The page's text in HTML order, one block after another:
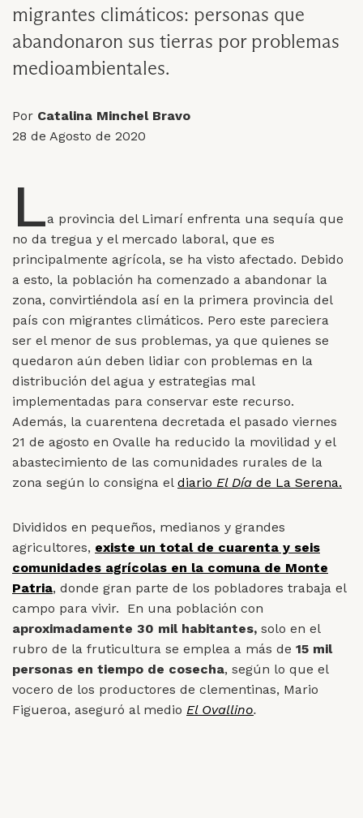
migrantes climáticos: personas que
abandonaron sus tierras por problemas
medioambientales.
Por Catalina Minchel Bravo
28 de Agosto de 2020
La provincia del Limarí enfrenta una sequía que
no da tregua y el mercado laboral, que es
principalmente agrícola, se ha visto afectado. Debido
a esto, la población ha comenzado a abandonar la
zona, convirtiéndola así en la primera provincia del
país con migrantes climáticos. Pero este pareciera
ser el menor de sus problemas, ya que quienes se
quedaron aún deben lidiar con problemas en la
distribución del agua y estrategias mal
implementadas para conservar este recurso.
Además, la cuarentena decretada el pasado viernes
21 de agosto en Ovalle ha reducido la movilidad y el
abastecimiento de las comunidades rurales de la
zona según lo consigna el diario El Día de La Serena.
Divididos en pequeños, medianos y grandes
agricultores, existe un total de cuarenta y seis
comunidades agrícolas en la comuna de Monte
Patria, donde gran parte de los pobladores trabaja el
campo para vivir. En una población con
aproximadamente 30 mil habitantes, solo en el
rubro de la fruticultura se emplea a más de 15 mil
personas en tiempo de cosecha, según lo que el
vocero de los productores de clementinas, Mario
Figueroa, aseguró al medio El Ovallino.